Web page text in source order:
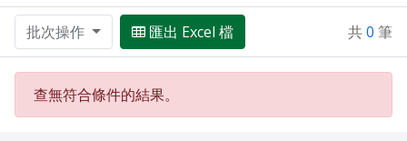
批次操作 匯出 Excel 檔 共0 筆
查無符合條件的結果。